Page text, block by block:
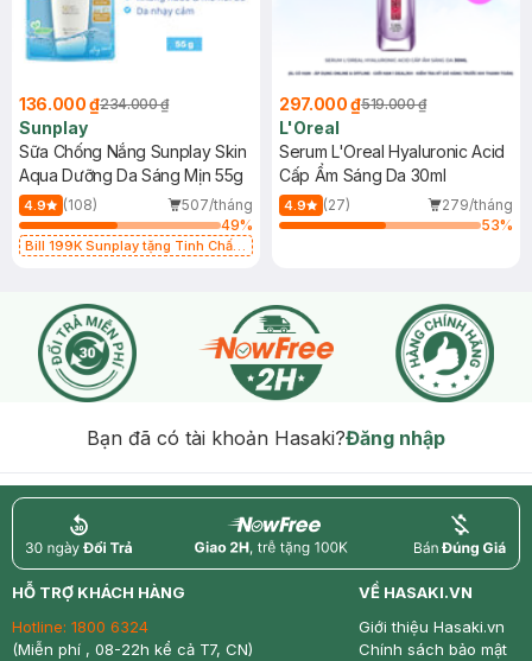
136.000 ₫234.000 ₫
Sunplay
Sữa Chống Nắng Sunplay Skin
Aqua Dưỡng Da Sáng Mịn 55g
4.9 (108)
507/tháng
49%
Bill 199K Sunplay tặng Tinh Chất
297.000 ₫519.000 ₫
L'Oreal
Serum L'Oreal Hyaluronic Acid
Cấp Ẩm Sáng Da 30ml
4.9 (27)
279/tháng
53%
Bạn đã có tài khoản Hasaki?Đăng nhập
return nowfree price
HỖ TRỢ KHÁCH HÀNG
Hotline: 1800 6324
(Miễn phí , 08-22h kể cả T7, CN)
VỀ HASAKI.VN
Giới thiệu Hasaki.vn
Chính sách bảo mật